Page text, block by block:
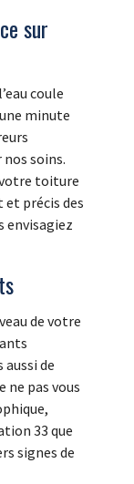
sur
coule
minute
soins.
toiture
précis des
envisagiez
de votre
de
ne pas vous
33 que
signes de